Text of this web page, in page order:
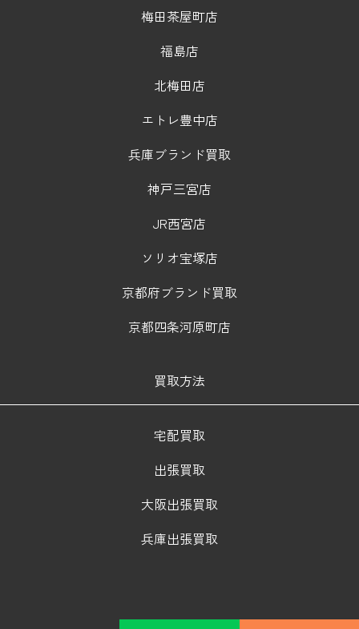
梅田茶屋町店
福島店
北梅田店
エトレ豊中店
兵庫ブランド買取
神戸三宮店
JR西宮店
ソリオ宝塚店
京都府ブランド買取
京都四条河原町店
買取方法
宅配買取
出張買取
大阪出張買取
兵庫出張買取